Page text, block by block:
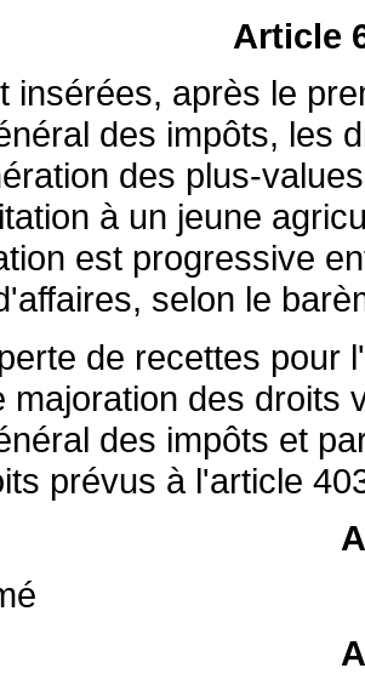
Article
insérées, après le
des impôts, les
des plus-
à un jeune
est progressive
selon le
de recettes pour
majoration des droits
des impôts et
prévus à l'article